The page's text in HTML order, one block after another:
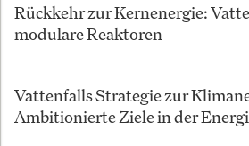
Rückkehr zur Kernenergie:
modulare Reaktoren
Vattenfalls Strategie zur
Ambitionierte Ziele in der